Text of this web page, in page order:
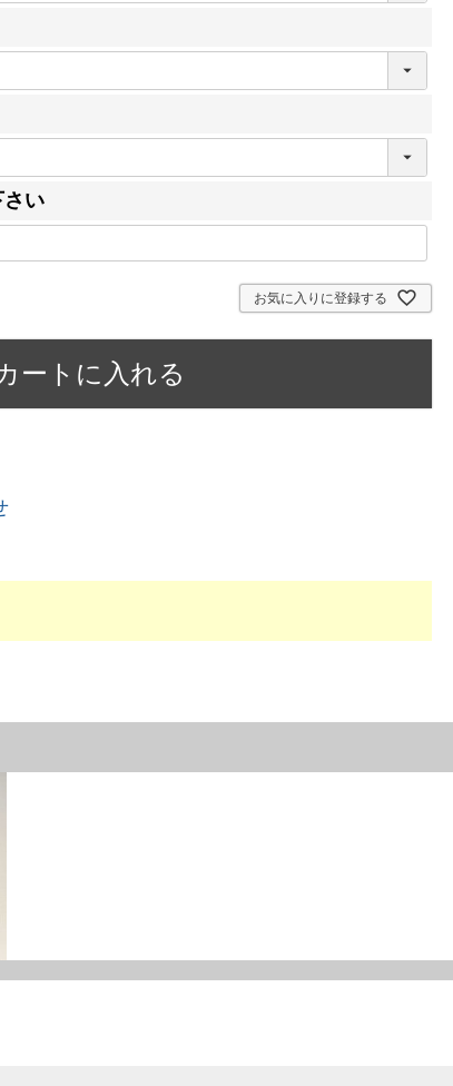
さい
お気に入りに登録する
ートに入れる